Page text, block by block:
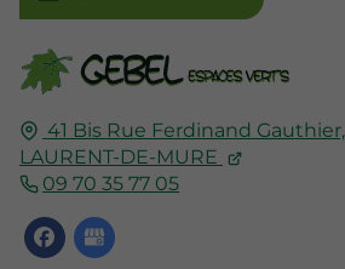
41 Bis Rue Ferdinand Gauthier,
LAURENT-DE-MURE
09 70 35 77 05